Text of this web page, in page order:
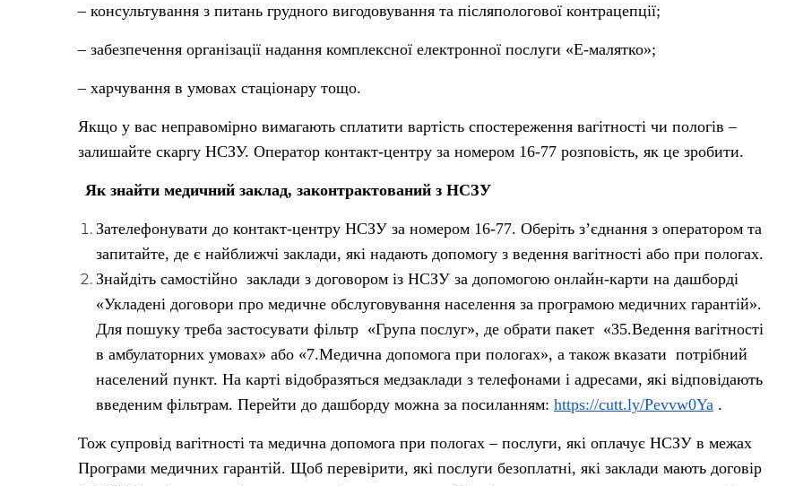
– консультування з питань грудного вигодовування та післяпологової контрацепції;
– забезпечення організації надання комплексної електронної послуги «Е-малятко»;
– харчування в умовах стаціонару тощо.
Якщо у вас неправомірно вимагають сплатити вартість спостереження вагітності чи пологів –
залишайте скаргу НСЗУ. Оператор контакт-центру за номером 16-77 розповість, як це зробити.
Як знайти медичний заклад, законтрактований з НСЗУ
Зателефонувати до контакт-центру НСЗУ за номером 16-77. Оберіть з’єднання з оператором та
запитайте, де є найближчі заклади, які надають допомогу з ведення вагітності або при пологах.
Знайдіть самостійно заклади з договором із НСЗУ за допомогою онлайн-карти на дашборді
«Укладені договори про медичне обслуговування населення за програмою медичних гарантій».
Для пошуку треба застосувати фільтр «Група послуг», де обрати пакет «35.Ведення вагітності
в амбулаторних умовах» або «7.Медична допомога при пологах», а також вказати потрібний
населений пункт. На карті відобразяться медзаклади з телефонами і адресами, які відповідають
введеним фільтрам. Перейти до дашборду можна за посиланням: https://cutt.ly/Pevvw0Ya .
Тож супровід вагітності та медична допомога при пологах – послуги, які оплачує НСЗУ в межах
Програми медичних гарантій. Щоб перевірити, які послуги безоплатні, які заклади мають договір